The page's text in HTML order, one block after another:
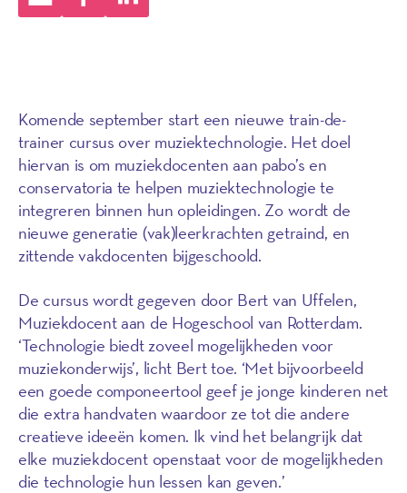
Komende september start een nieuwe train-de-
trainer cursus over muziektechnologie. Het doel
hiervan is om muziekdocenten aan pabo’s en
conservatoria te helpen muziektechnologie te
integreren binnen hun opleidingen. Zo wordt de
nieuwe generatie (vak)leerkrachten getraind, en
zittende vakdocenten bijgeschoold.
De cursus wordt gegeven door Bert van Uffelen,
Muziekdocent aan de Hogeschool van Rotterdam.
‘Technologie biedt zoveel mogelijkheden voor
muziekonderwijs’, licht Bert toe. ‘Met bijvoorbeeld
een goede componeertool geef je jonge kinderen net
die extra handvaten waardoor ze tot die andere
creatieve ideeën komen. Ik vind het belangrijk dat
elke muziekdocent openstaat voor de mogelijkheden
die technologie hun lessen kan geven.’